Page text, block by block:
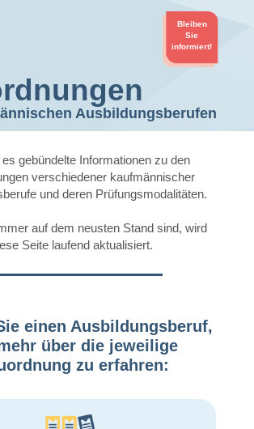
Bleiben
Sie
informiert!
Ausbildungsberufen
es gebündelte Informationen zu den
verschiedener kaufmännischer
und deren Prüfungsmodalitäten.
auf dem neusten Stand sind, wird
Seite laufend aktualisiert.
einen Ausbildungsberuf,
über die jeweilige
zu erfahren: